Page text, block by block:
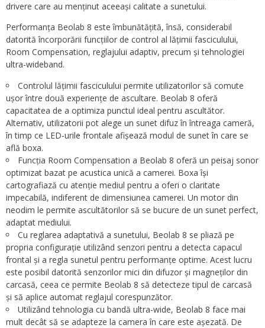
drivere care au menținut aceeași calitate a sunetului.
Performanța Beolab 8 este îmbunătățită, însă, considerabil
datorită încorporării funcțiilor de control al lățimii fasciculului,
Room Compensation, reglajului adaptiv, precum și tehnologiei
ultra-wideband.
Controlul lățimii fasciculului permite utilizatorilor să comute
ușor între două experiențe de ascultare. Beolab 8 oferă
capacitatea de a optimiza punctul ideal pentru ascultător.
Alternativ, utilizatorii pot alege un sunet difuz în întreaga cameră,
în timp ce LED-urile frontale afișează modul de sunet în care se
află boxa.
Funcția Room Compensation a Beolab 8 oferă un peisaj sonor
optimizat bazat pe acustica unică a camerei. Boxa își
cartografiază cu atenție mediul pentru a oferi o claritate
impecabilă, indiferent de dimensiunea camerei. Un motor din
neodim le permite ascultătorilor să se bucure de un sunet perfect,
adaptat mediului.
Cu reglarea adaptativă a sunetului, Beolab 8 se pliază pe
propria configurație utilizând senzori pentru a detecta capacul
frontal și a regla sunetul pentru performanțe optime. Acest lucru
este posibil datorită senzorilor mici din difuzor și magneților din
carcasă, ceea ce permite Beolab 8 să detecteze tipul de carcasă
și să aplice automat reglajul corespunzător.
Utilizând tehnologia cu bandă ultra-wide, Beolab 8 face mai
mult decât să se adapteze la camera în care este așezată. De